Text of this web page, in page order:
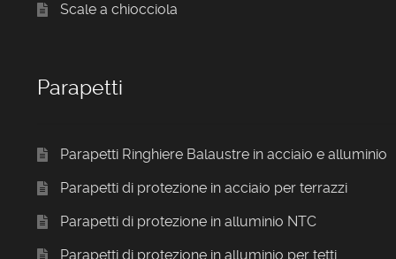
Scale a chiocciola
Parapetti
Parapetti Ringhiere Balaustre in acciaio e alluminio
Parapetti di protezione in acciaio per terrazzi
Parapetti di protezione in alluminio NTC
Parapetti di protezione in alluminio per tetti